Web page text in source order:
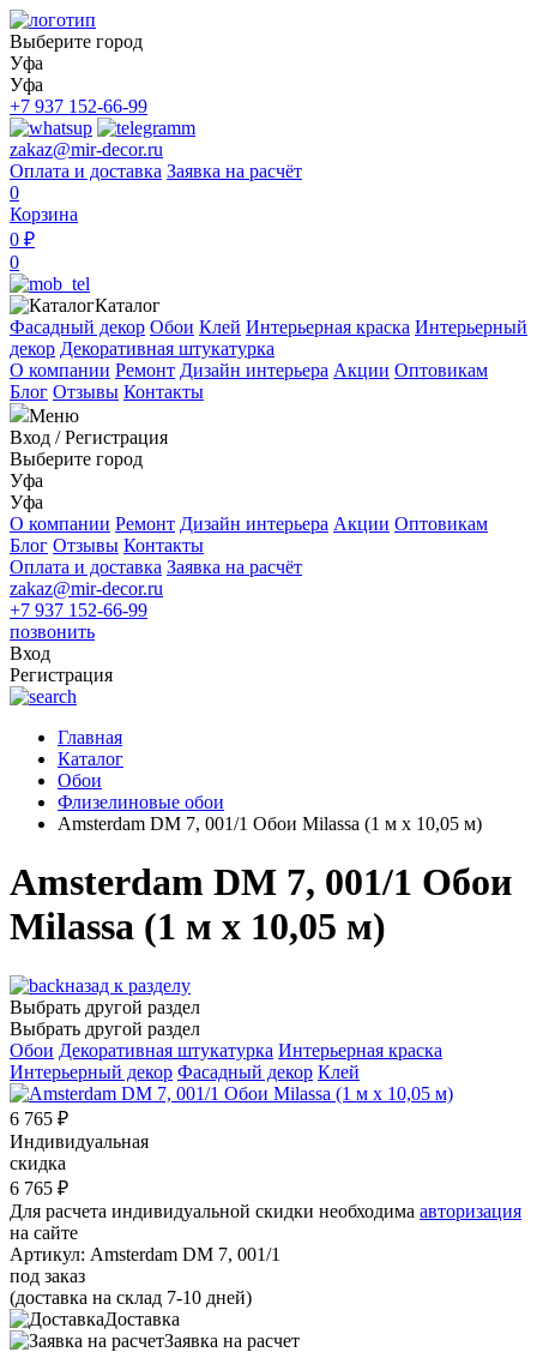
Выберите город
Уфа
Уфа
+7 937 152-66-99
zakaz@mir-decor.ru
Оплата и доставка Заявка на расчёт
0
Корзина
0 ₽
0
Каталог
Фасадный декор Обои Клей Интерьерная краска Интерьерный
декор Декоративная штукатурка
О компании Ремонт Дизайн интерьера Акции Оптовикам
Блог Отзывы Контакты
Меню
Вход /Регистрация
Выберите город
Уфа
Уфа
О компании Ремонт Дизайн интерьера Акции Оптовикам
Блог Отзывы Контакты
Оплата и доставка Заявка на расчёт
zakaz@mir-decor.ru
+7 937 152-66-99
позвонить
Вход
Регистрация
Главная
Каталог
Обои
Флизелиновые обои
Amsterdam DM 7, 001/1 Обои Milassa (1 м х 10,05 м)
Amsterdam DM 7, 001/1 Обои
Milassa (1 м х 10,05 м)
назад к разделу
Выбрать другой раздел
Выбрать другой раздел
Обои Декоративная штукатурка Интерьерная краска
Интерьерный декор Фасадный декор Клей
6 765 ₽
Индивидуальная
скидка
6 765 ₽
Для расчета индивидуальной скидки необходима авторизация
на сайте
Артикул: Amsterdam DM 7, 001/1
под заказ
(доставка на склад 7-10 дней)
Доставка
Заявка на расчет